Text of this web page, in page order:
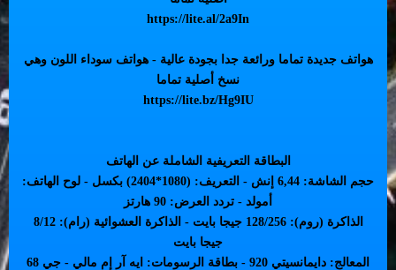
https://lite.al/2a9In
هواتف جديدة تماما ورائعة جدا بجودة عالية - هواتف سوداء اللون وهي
نسخ أصلية تماما
https://lite.bz/Hg9IU
البطاقة التعريفية الشاملة عن الهاتف
حجم الشاشة: 6,44 إنش - التعريف: (1080*2404) بكسل - لوح الهاتف:
أمولد - تردد العرض: 90 هارتز
الذاكرة (روم): 128/256 جيجا بايت - الذاكرة العشوائية (رام): 8/12
جيجا بايت
المعالج: دايمانسيتي 920 - بطاقة الرسومات: ايه آر إم مالي - جي 68